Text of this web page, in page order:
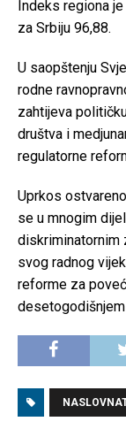
Indeks regiona
za Srbiju 96,88.
U saopštenju
rodne
zahtijeva
društva i
regulatorne
Uprkos
se u mnogim
diskriminatornim
svog radnog
reforme za